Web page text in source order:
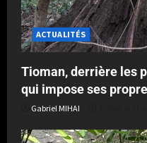
ACTUALITÉS
Tioman, derrière les
qui impose ses
Gabriel MIHAI